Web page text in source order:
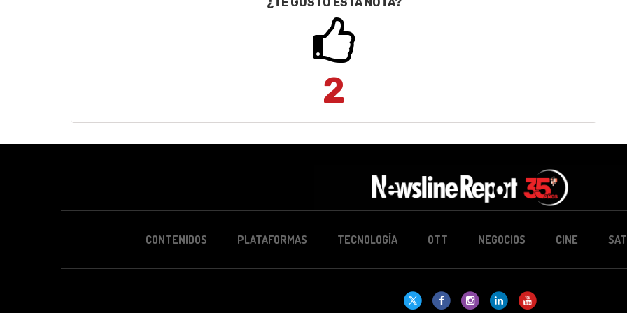
2
CONTENIDOS PLATAFORMAS TECNOLOGÍA OTT NEGOCIOS CINE